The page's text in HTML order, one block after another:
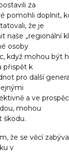
za
pomohli doplnit,
že je
naše „regionální
osoby
když mohou být
přispět k
pro další
a ve
mohou
škodu.
že se věcí
v